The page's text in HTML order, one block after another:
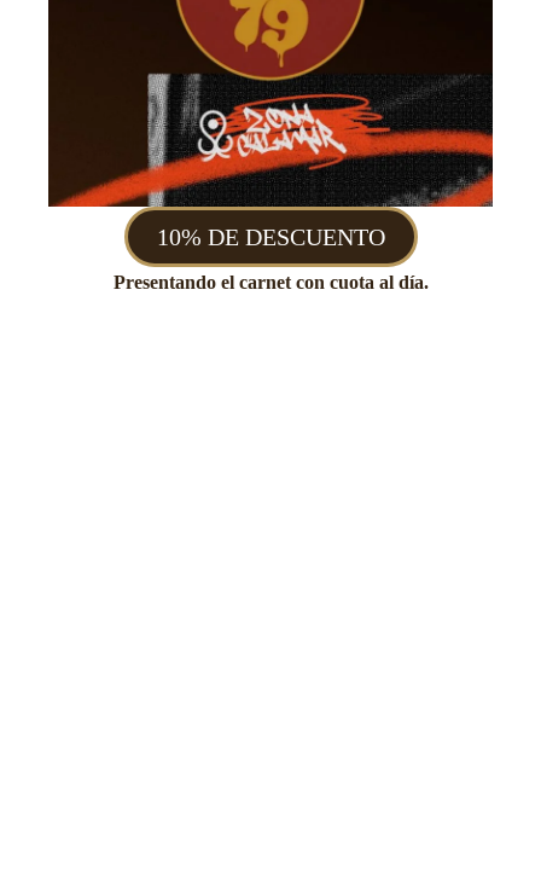
10% DE DESCUENTO
Presentando el carnet con cuota al día.